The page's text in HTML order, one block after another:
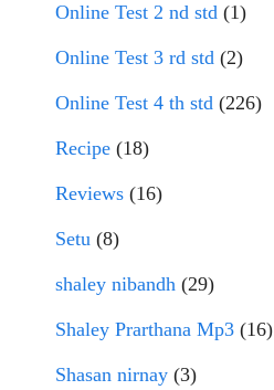
Online Test 2 nd std (1)
Online Test 3 rd std (2)
Online Test 4 th std (226)
Recipe (18)
Reviews (16)
Setu (8)
shaley nibandh (29)
Shaley Prarthana Mp3 (16)
Shasan nirnay (3)